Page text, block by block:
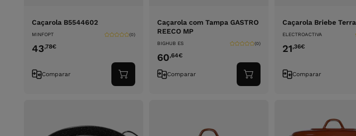
Caçarola B5544602
MINFOPT (0)
43,78€
Comparar
Adicionar
ao
Caçarola com Tampa GASTRO
REECO MP
BIGHUB ES (0)
60,64€
Comparar
Adicionar
ao
Caçarola Briebe Terra
ELECTROACTIVA
21,36€
Comparar